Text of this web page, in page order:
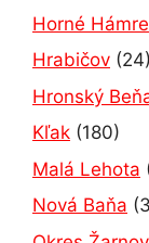
Horné Hámre
Hrabičov (24)
Hronský
Kľak (180)
Malá Lehota
Nová Baňa